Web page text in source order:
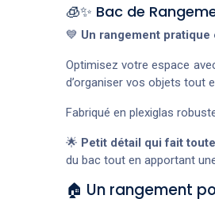
🧊✨ Bac de
💙 Un rangement
Optimisez votre espace
d’organiser vos objets tout
Fabriqué en plexiglas
🌟 Petit détail qui fait
du bac tout en apportant
🏠 Un rangement